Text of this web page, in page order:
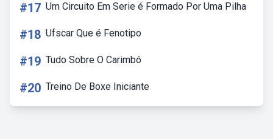
#17 Um Circuito Em Serie é Formado Por Uma Pilha
#18 Ufscar Que é Fenotipo
#19 Tudo Sobre O Carimbó
#20 Treino De Boxe Iniciante